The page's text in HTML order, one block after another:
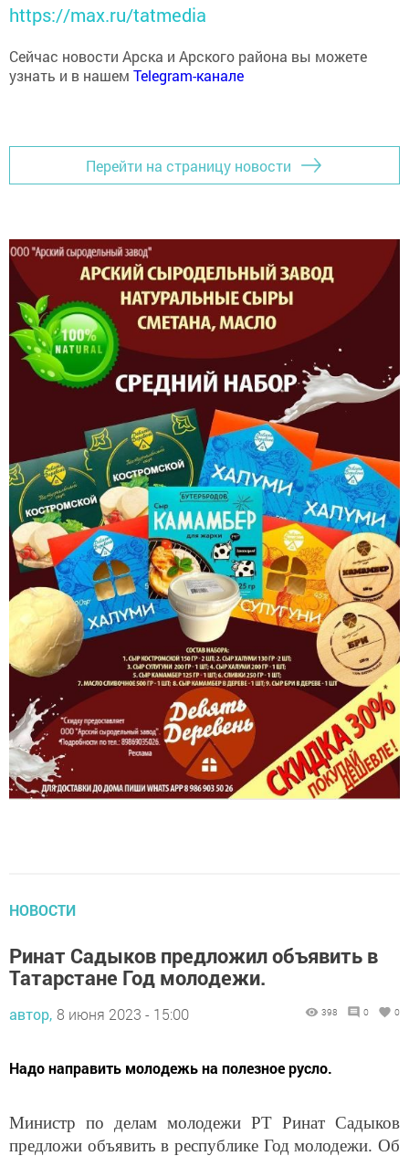
https://max.ru/tatmedia
Сейчас новости Арска и Арского района вы можете
узнать и в нашем Telegram-канале
Перейти на страницу новости
НОВОСТИ
Ринат Садыков предложил объявить в
Татарстане Год молодежи.
автор, 8 июня 2023 - 15:00 398 0 0
Надо направить молодежь на полезное русло.
Министр по делам молодежи РТ Ринат Садыков
предложи объявить в республике Год молодежи. Об